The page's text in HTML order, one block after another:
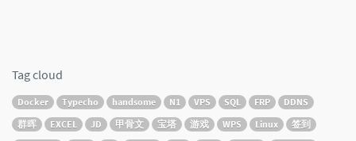
Tag cloud
Docker Typecho handsome N1 VPS SQL FRP
DDNS
群晖
EXCEL JD 甲骨文 宝塔 游戏 WPS Linux
签到